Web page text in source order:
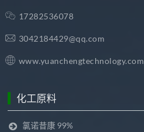
17282536078
3042184429@qq.com
www.yuanchengtechnology.com
化工原料
氯诺昔康 99%